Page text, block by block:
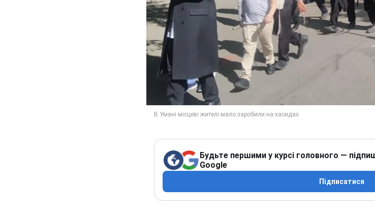
Будьте першими у курсі головного —
Google
Підписатися